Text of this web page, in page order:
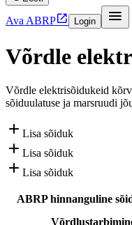
Ava ABRP Login 
Võrdle
Võrdle elektrisõidukeid
sõiduulatuse ja marsruudi
 Lisa sõiduk
 Lisa sõiduk
 Lisa sõiduk
ABRP hinnanguline